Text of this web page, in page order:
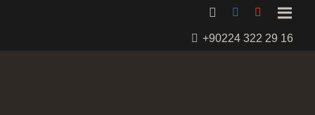
+90224 322 29 16